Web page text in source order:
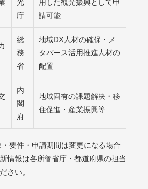
光
庁
用した観光振興として申
請可能
総
務
省
地域DX人材の確保・メ
タバース活用推進人材の
配置
内
閣
府
地域固有の課題解決・移
住促進・産業振興等
要件・申請期間は変更になる場合
情報は各所管省庁・都道府県の担当
さい。